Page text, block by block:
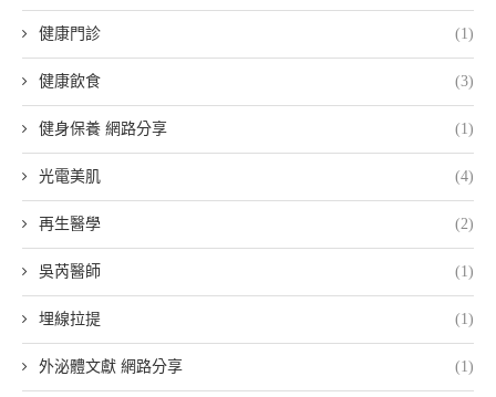
健康門診 (1)
健康飲食 (3)
健身保養 網路分享 (1)
光電美肌 (4)
再生醫學 (2)
吳芮醫師 (1)
埋線拉提 (1)
外泌體文獻 網路分享 (1)